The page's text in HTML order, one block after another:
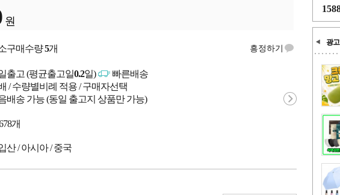
광고
원
구매수량5개 흥정하기
출고 (평균출고일0.2일)
빠른배송
/ 수량별비례 적용 / 구매자선택
배송 가능 (동일 출고지 상품만 가능)
개
산 / 아시아 / 중국